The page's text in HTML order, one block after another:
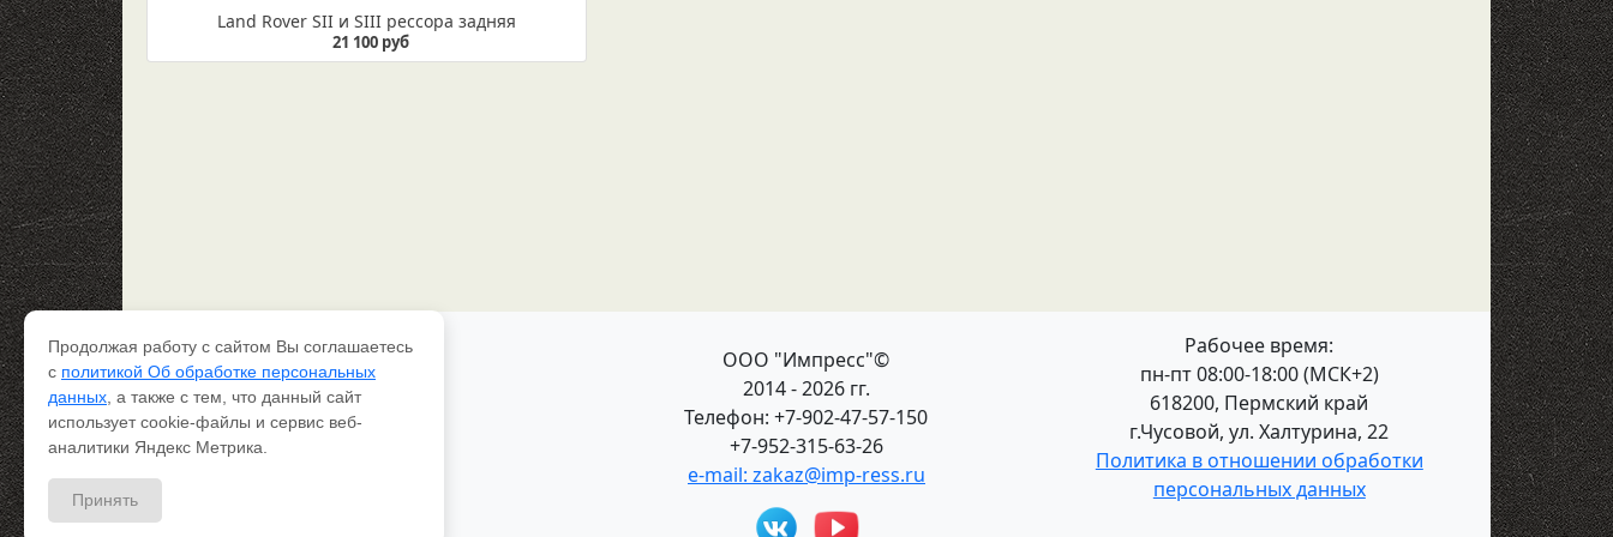
Land Rover SII и SIII рессора задняя
21 100 руб
Каталог рессор
Доставка и оплата
Качество
Контакты
ООО "Импресс"©
2014 - 2026 гг.
Телефон: +7-902-47-57-150
+7-952-315-63-26
e-mail: zakaz@imp-ress.ru
Рабочее время:
пн-пт 08:00-18:00 (МСК+2)
618200, Пермский край
г.Чусовой, ул. Халтурина, 22
Политика в отношении обработки
персональных данных
Продолжая работу с сайтом Вы соглашаетесь
с политикой Об обработке персональных
данных , а также с тем, что данный сайт
использует cookie-файлы и сервис веб-
аналитики Яндекс Метрика.
Принять